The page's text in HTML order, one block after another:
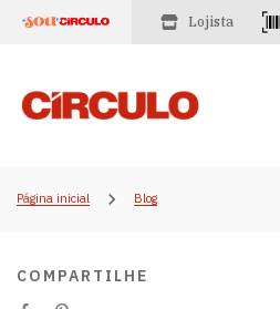
Lojista
Página inicial Blog
COMPARTILHE